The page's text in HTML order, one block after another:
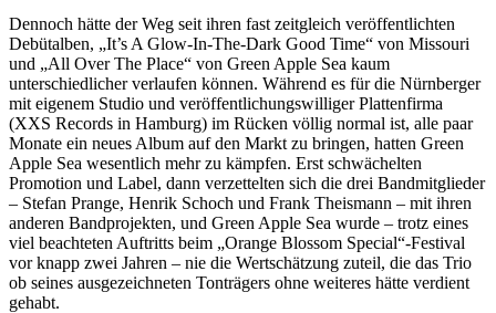
Dennoch hätte der Weg seit ihren fast zeitgleich veröffentlichten
Debütalben, „It’s A Glow-In-The-Dark Good Time“ von Missouri
und „All Over The Place“ von Green Apple Sea kaum
unterschiedlicher verlaufen können. Während es für die Nürnberger
mit eigenem Studio und veröffentlichungswilliger Plattenfirma
(XXS Records in Hamburg) im Rücken völlig normal ist, alle paar
Monate ein neues Album auf den Markt zu bringen, hatten Green
Apple Sea wesentlich mehr zu kämpfen. Erst schwächelten
Promotion und Label, dann verzettelten sich die drei Bandmitglieder
– Stefan Prange, Henrik Schoch und Frank Theismann – mit ihren
anderen Bandprojekten, und Green Apple Sea wurde – trotz eines
viel beachteten Auftritts beim „Orange Blossom Special“-Festival
vor knapp zwei Jahren – nie die Wertschätzung zuteil, die das Trio
ob seines ausgezeichneten Tonträgers ohne weiteres hätte verdient
gehabt.